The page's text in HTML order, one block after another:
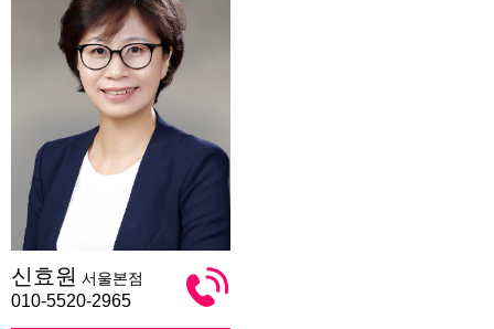
효
원
신효원 서울본점
010-5520-2965